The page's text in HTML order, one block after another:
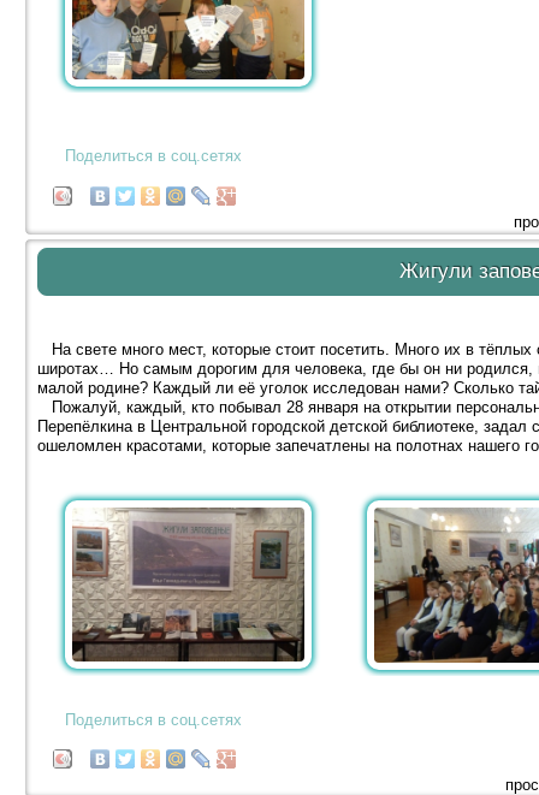
Поделиться в соц.сетях
Жигули
На свете много мест, которые стоит посетить. Много их в
широтах… Но самым дорогим для человека, где бы он ни родился,
малой родине? Каждый ли её уголок исследован нами? Сколько
Пожалуй, каждый, кто побывал 28 января на открытии
Перепёлкина в Центральной городской детской библиотеке,
ошеломлен красотами, которые запечатлены на полотнах нашего
Поделиться в соц.сетях